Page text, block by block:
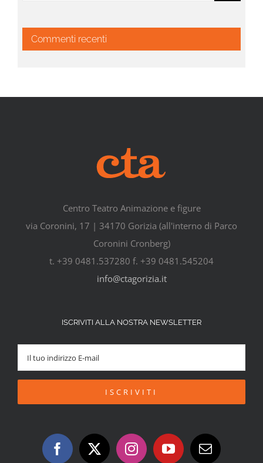
Commenti recenti
Centro Teatro Animazione e figure
via Coronini, 17 | 34170 Gorizia (all'interno di Parco
Coronini Cronberg)
t. +39 0481.537280 f. +39 0481.545204
info@ctagorizia.it
ISCRIVITI ALLA NOSTRA NEWSLETTER